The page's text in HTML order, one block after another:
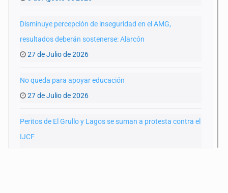
Disminuye percepción de inseguridad en el AMG,
resultados deberán sostenerse: Alarcón
27 de Julio de 2026
No queda para apoyar educación
27 de Julio de 2026
Peritos de El Grullo y Lagos se suman a protesta contra el
IJCF